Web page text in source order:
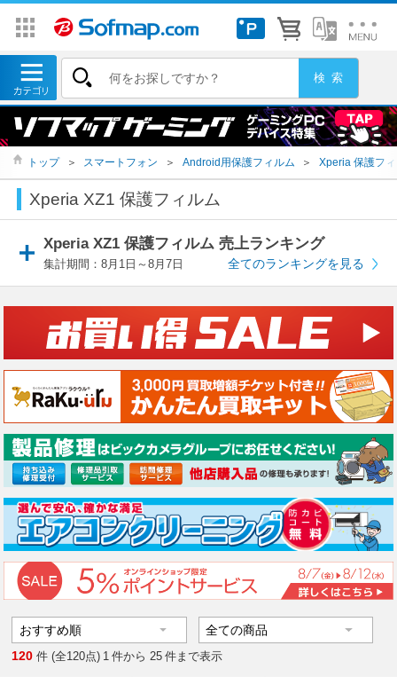
トップ ＞ スマートフォン ＞ Android用保護フィルム ＞ Xperia 保護フ
Xperia XZ1 保護フィルム
Xperia XZ1 保護フィルム 売上ランキング
集計期間：8月1日～8月7日 全てのランキングを見る
120 件 (全120点) 1 件から 25 件まで表示